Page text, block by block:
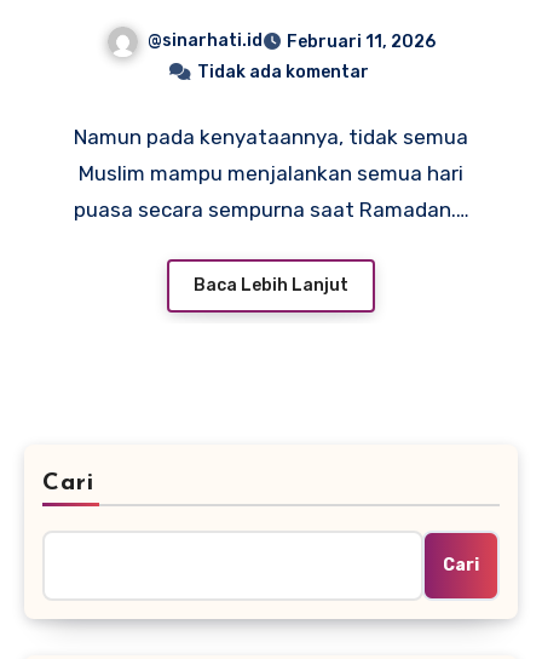
Sya’ban: Penjelasan
Lengkap
@sinarhati.id
Februari 11, 2026
Tidak ada komentar
Namun pada kenyataannya, tidak semua
Muslim mampu menjalankan semua hari
puasa secara sempurna saat Ramadan.…
Baca Lebih Lanjut
Cari
Cari